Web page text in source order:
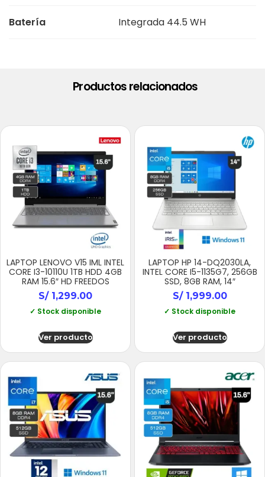
Batería Integrada 44.5 WH
Productos relacionados
LAPTOP LENOVO V15 IML INTEL
CORE I3-10110U 1TB HDD 4GB
RAM 15.6″ HD FREEDOS
S/1,299.00
✓ Stock disponible
Ver producto
LAPTOP HP 14-DQ2030LA,
INTEL CORE I5-1135G7, 256GB
SSD, 8GB RAM, 14″
S/1,999.00
✓ Stock disponible
Ver producto